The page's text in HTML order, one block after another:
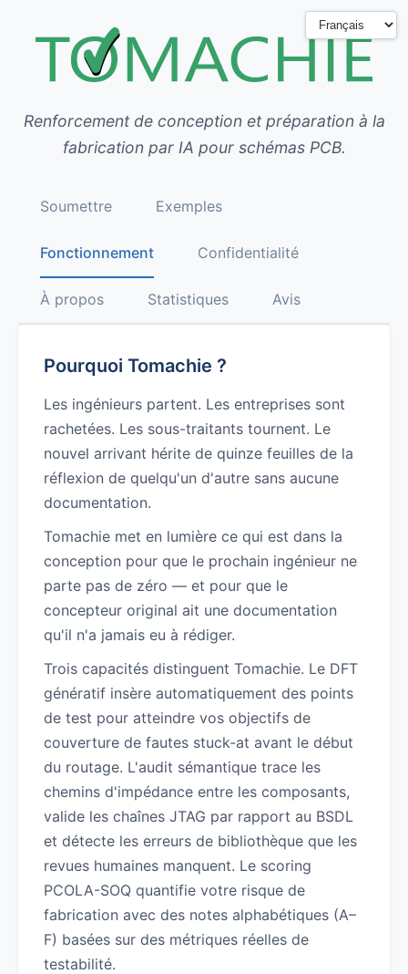
Renforcement de conception et préparation à la
fabrication par IA pour schémas PCB.
Soumettre Exemples
Fonctionnement Confidentialité
À propos Statistiques Avis
Pourquoi Tomachie ?
Les ingénieurs partent. Les entreprises sont
rachetées. Les sous-traitants tournent. Le
nouvel arrivant hérite de quinze feuilles de la
réflexion de quelqu'un d'autre sans aucune
documentation.
Tomachie met en lumière ce qui est dans la
conception pour que le prochain ingénieur ne
parte pas de zéro — et pour que le
concepteur original ait une documentation
qu'il n'a jamais eu à rédiger.
Trois capacités distinguent Tomachie. Le DFT
génératif insère automatiquement des points
de test pour atteindre vos objectifs de
couverture de fautes stuck-at avant le début
du routage. L'audit sémantique trace les
chemins d'impédance entre les composants,
valide les chaînes JTAG par rapport au BSDL
et détecte les erreurs de bibliothèque que les
revues humaines manquent. Le scoring
PCOLA-SOQ quantifie votre risque de
fabrication avec des notes alphabétiques (A–
F) basées sur des métriques réelles de
testabilité.